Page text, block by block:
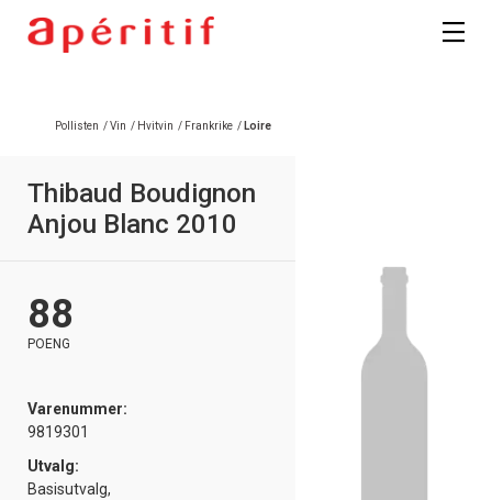
Pollisten /Vin / Hvitvin / Frankrike / Loire
Thibaud Boudignon
Anjou Blanc 2010
88
POENG
Varenummer:
9819301
Utvalg:
Basisutvalg,